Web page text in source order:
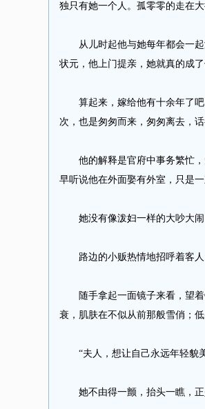
独只有她一个人。孤零零的走在
从儿时起他与她每年都会一起
状元，他上门提亲，她就真的成了
算起来，嫁给他有十余年了吧
次，也是匆匆而来，匆匆离去，
他的解释是官府中事务繁忙，
早听说他在外面娶有外室，只是
她没有像泼妇一样的大吵大闹
路边的小贩热情地招呼着客人
随手拿起一面镜子来看，望着
衰，肌肤在不似从前那般雪俏；
“夫人，想让自己永远年轻貌美
她不由得一颤，抬头一瞧，正